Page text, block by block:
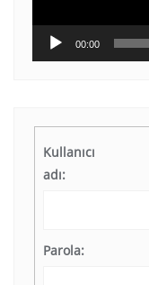
00:00
Kullanıcı
adı:
Parola: